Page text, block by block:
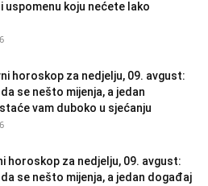
uspomenu koju nećete lako
horoskop za nedjelju, 09. avgust:
se nešto mijenja, a jedan
vam duboko u sjećanju
horoskop za nedjelju, 09. avgust:
se nešto mijenja, a jedan događaj